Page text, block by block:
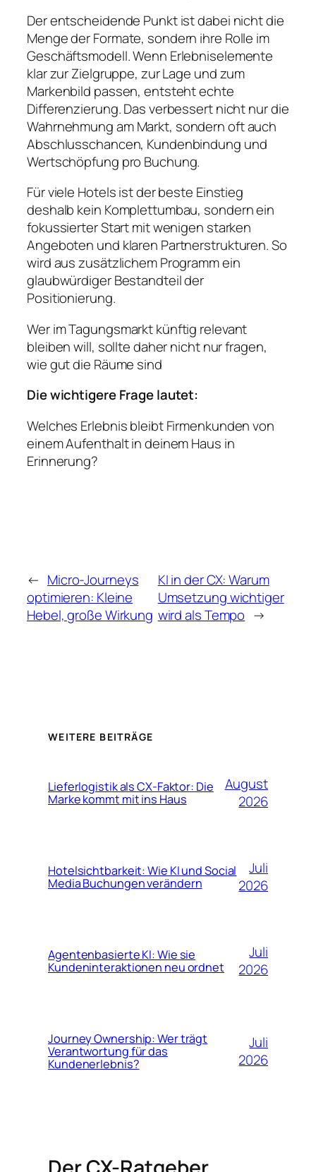
Der entscheidende Punkt ist dabei nicht die
Menge der Formate, sondern ihre Rolle im
Geschäftsmodell. Wenn Erlebniselemente
klar zur Zielgruppe, zur Lage und zum
Markenbild passen, entsteht echte
Differenzierung. Das verbessert nicht nur die
Wahrnehmung am Markt, sondern oft auch
Abschlusschancen, Kundenbindung und
Wertschöpfung pro Buchung.
Für viele Hotels ist der beste Einstieg
deshalb kein Komplettumbau, sondern ein
fokussierter Start mit wenigen starken
Angeboten und klaren Partnerstrukturen. So
wird aus zusätzlichem Programm ein
glaubwürdiger Bestandteil der
Positionierung.
Wer im Tagungsmarkt künftig relevant
bleiben will, sollte daher nicht nur fragen,
wie gut die Räume sind
Die wichtigere Frage lautet:
Welches Erlebnis bleibt Firmenkunden von
einem Aufenthalt in deinem Haus in
Erinnerung?
← Micro-Journeys
optimieren: Kleine
Hebel, große Wirkung
KI in der CX: Warum
Umsetzung wichtiger
wird als Tempo →
WEITERE BEITRÄGE
Lieferlogistik als CX-Faktor: Die
Marke kommt mit ins Haus
August
2026
Hotelsichtbarkeit: Wie KI und Social
Media Buchungen verändern
Juli
2026
Agentenbasierte KI: Wie sie
Kundeninteraktionen neu ordnet
Juli
2026
Journey Ownership: Wer trägt
Verantwortung für das
Kundenerlebnis?
Juli
2026